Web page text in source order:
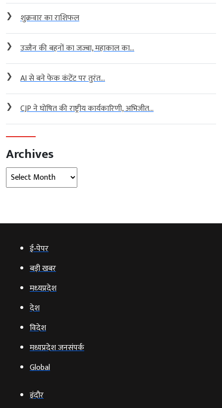
❯ शुक्रवार का राशिफल
❯ उज्जैन की बहनों का जज्बा, महाकाल का...
❯ AI से बने फेक कंटेंट पर तुरंत...
❯ CJP ने घोषित की राष्ट्रीय कार्यकारिणी, अभिजीत...
Archives
Archives
ई‑पेपर
बड़ी खबर
मध्‍यप्रदेश
देश
विदेश
मध्यप्रदेश जनसंपर्क
Global
इंदौर